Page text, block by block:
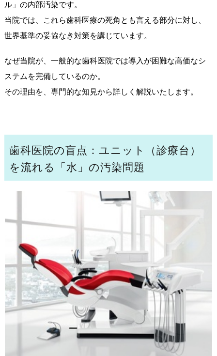
ル」の内部汚染です。
当院では、これら歯科医療の死角とも言える部分に対し、
世界基準の妥協なき対策を講じています。
なぜ当院が、一般的な歯科医院では導入が困難な高価なシ
ステムを完備しているのか。
その理由を、専門的な知見から詳しく解説いたします。
歯科医院の盲点：ユニット（診療台）
を流れる「水」の汚染問題